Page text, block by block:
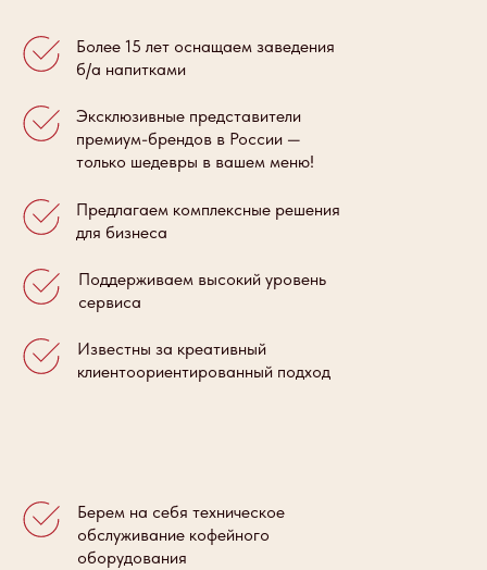
Более 15 лет оснащаем заведения
б/а напитками
Эксклюзивные представители
премиум-брендов в России —
только шедевры в вашем меню!
Предлагаем комплексные решения
для бизнеса
Поддерживаем высокий уровень
сервиса
Берем на себя техническое
обслуживание кофейного
оборудования
Известны за креативный
клиентоориентированный подход